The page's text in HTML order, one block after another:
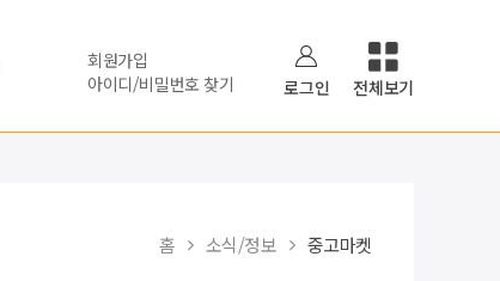
회원가입
아이디/비밀번호 찾기
로그인 전체보기
홈 소식/정보 중고마켓